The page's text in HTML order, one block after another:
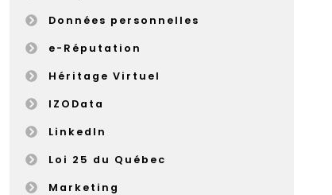
Données personnelles
e-Réputation
Héritage Virtuel
IZOData
LinkedIn
Loi 25 du Québec
Marketing